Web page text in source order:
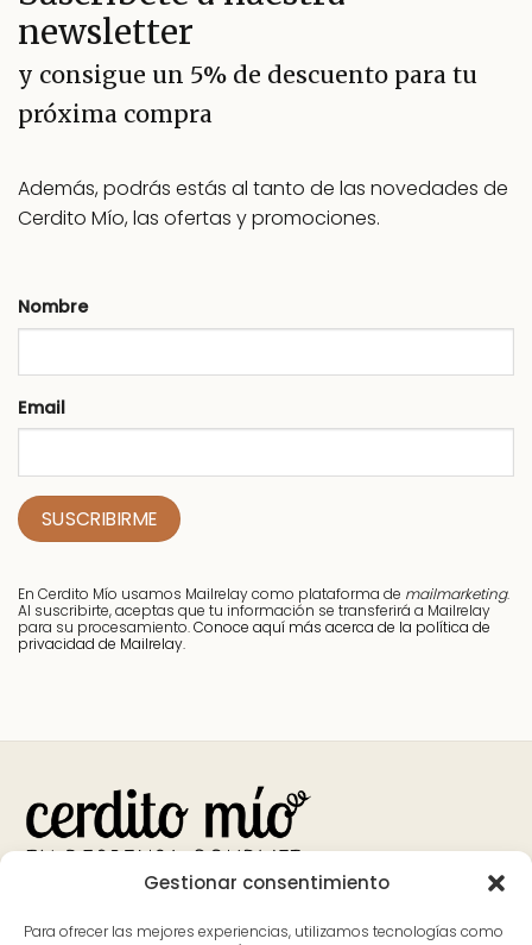
Gestionar consentimiento
Para ofrecer las mejores experiencias, utilizamos tecnologías como
newsletter
y consigue un 5% de descuento para tu
próxima compra
Además, podrás estás al tanto de las novedades de
Cerdito Mío, las ofertas y promociones.
Nombre
Email
En Cerdito Mío usamos Mailrelay como plataforma de mailmarketing.
Al suscribirte, aceptas que tu información se transferirá a Mailrelay
para su procesamiento.Conoce aquí más acerca de la política de
privacidad de Mailrelay.
PayPal